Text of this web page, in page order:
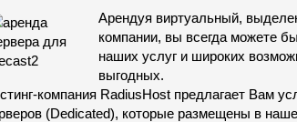
Арендуя виртуальный,
компании, вы всегда можете
наших услуг и широких
выгодных.
компания RadiusHost предлагает Вам
(Dedicated), которые размещены в